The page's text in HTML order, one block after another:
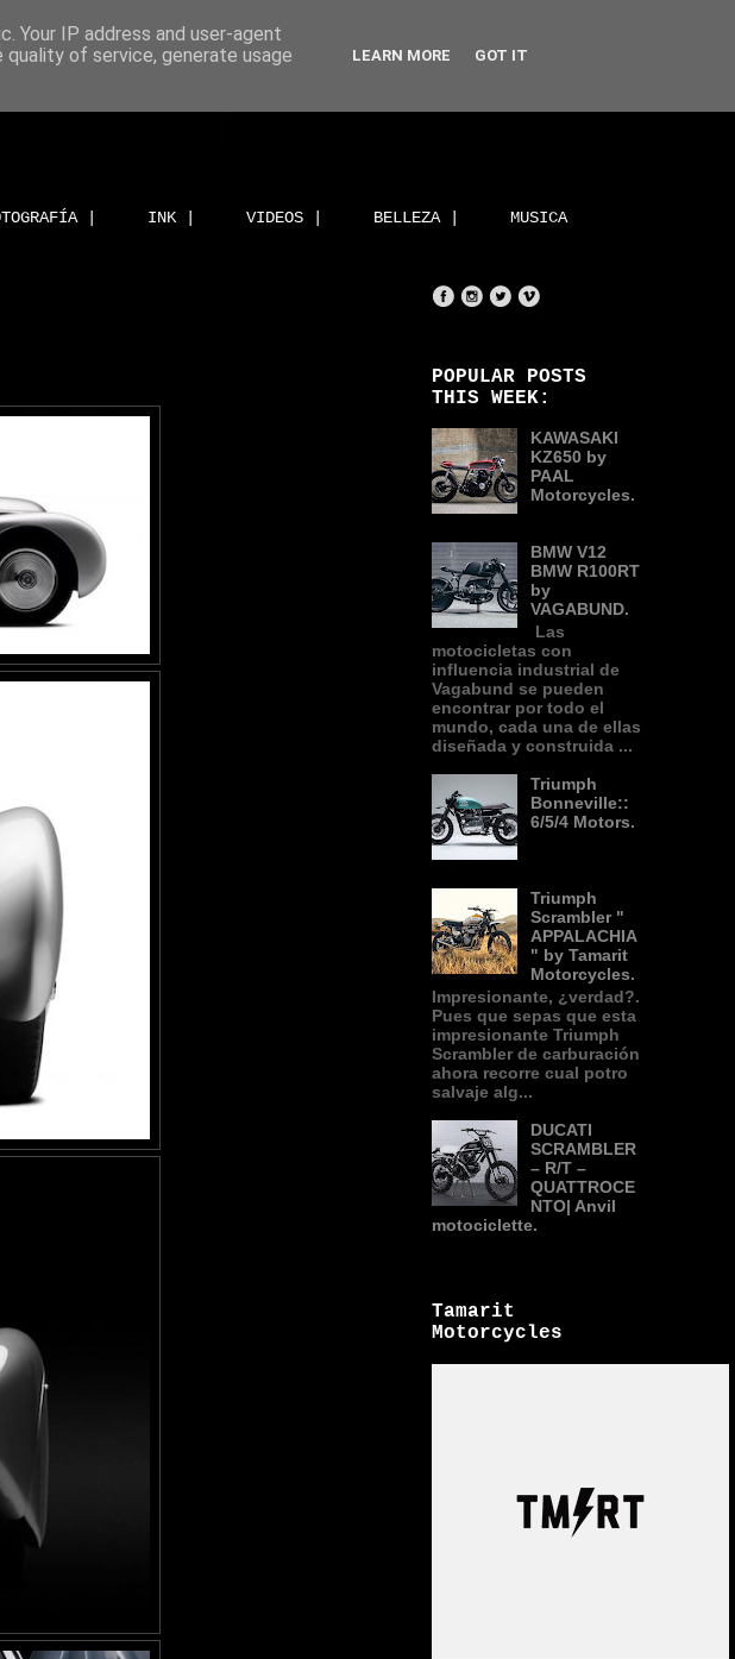
| INK | VIDEOS | BELLEZA | MUSICA
POPULAR POSTS
THIS WEEK:
KAWASAKI
KZ650 by
PAAL
Motorcycles.
BMW V12
BMW R100RT
by
VAGABUND.
Las
motocicletas con
influencia industrial de
Vagabund se pueden
encontrar por todo el
mundo, cada una de ellas
diseñada y construida ...
Triumph
Bonneville::
6/5/4 Motors.
Triumph
Scrambler "
APPALACHIA
" by Tamarit
Motorcycles.
Impresionante, ¿verdad?.
Pues que sepas que esta
impresionante Triumph
Scrambler de carburación
ahora recorre cual potro
salvaje alg...
DUCATI
SCRAMBLER
– R/T –
QUATTROCE
NTO| Anvil
motociclette.
Tamarit
Motorcycles
Your IP address and user-agent
of service, generate usage
LEARN MORE GOT IT